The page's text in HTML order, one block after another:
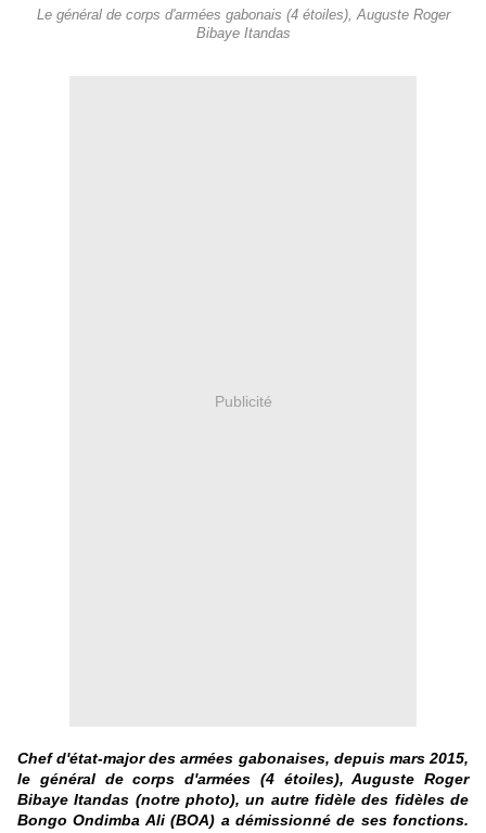
Le général de corps d'armées gabonais (4 étoiles), Auguste Roger
Bibaye Itandas
Publicité
Chef d'état-major des armées gabonaises, depuis mars 2015,
le général de corps d'armées (4 étoiles), Auguste Roger
Bibaye Itandas (notre photo), un autre fidèle des fidèles de
Bongo Ondimba Ali (BOA) a démissionné de ses fonctions.